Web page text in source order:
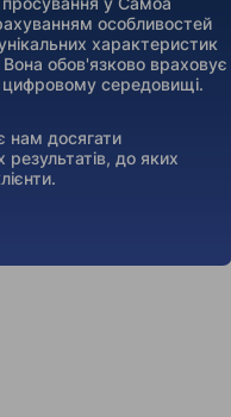
особливостей
характеристик
обов'язково враховує
цифровому середовищі.
нам досягати
до яких